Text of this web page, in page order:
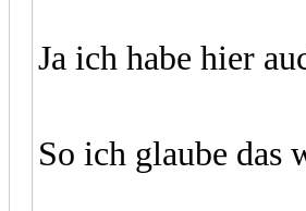
Ja ich habe hier
So ich glaube das